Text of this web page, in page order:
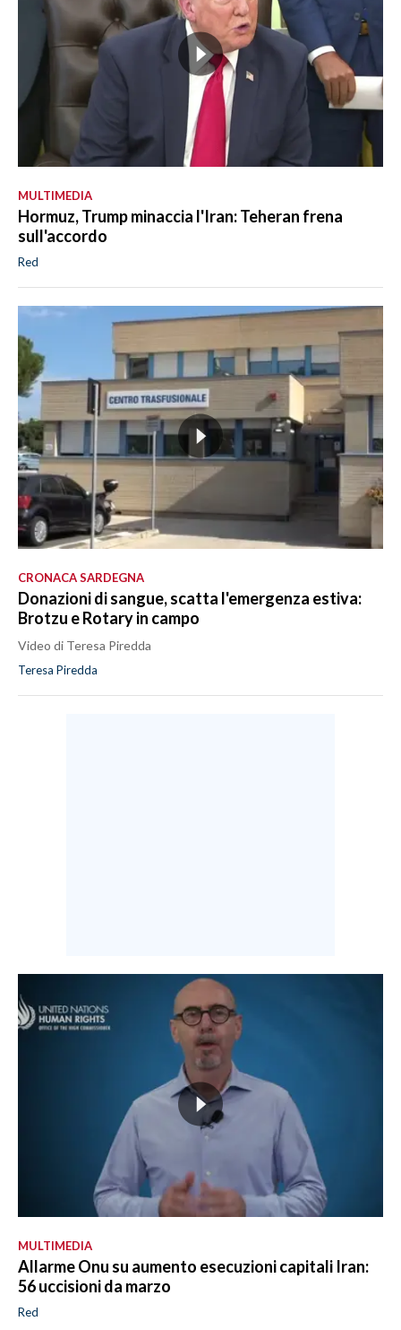
MULTIMEDIA
Hormuz, Trump minaccia l'Iran: Teheran frena
sull'accordo
Red
CRONACA SARDEGNA
Donazioni di sangue, scatta l'emergenza estiva:
Brotzu e Rotary in campo
Video di Teresa Piredda
Teresa Piredda
MULTIMEDIA
Allarme Onu su aumento esecuzioni capitali Iran:
56 uccisioni da marzo
Red